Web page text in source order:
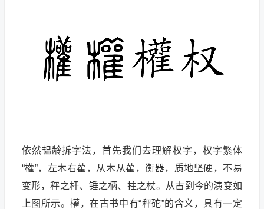
依然韫龄拆字法，首先我们去理解权字，权字繁体
“權”，左木右雚，从木从雚，衡器，质地坚硬，不易
变形，秤之杆、锤之柄、拄之杖。从古到今的演变如
上图所示。權，在古书中有“秤砣”的含义，具有一定